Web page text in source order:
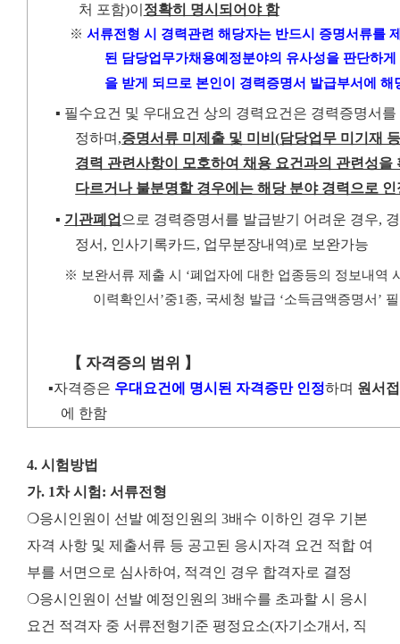
처 포함)이 정확히 명시되어야 함
※서류전형 시 경력관련 해당자는 반드시 증명서류를
된 담당업무가채용예정분야의 유사성을 판단하게
을 받게 되므로 본인이 경력증명서 발급부서에 해
▪ 필수요건 및 우대요건 상의 경력요건은 경력증명서
정하며 ,증명서류 미제출 및 미비(담당업무 미기재
경력 관련사항이 모호하여 채용 요건과의 관련성을
다르거나 불분명할 경우에는 해당 분야 경력으로
▪ 기관폐업 으로 경력증명서를 발급받기 어려운 경우,
정서 , 인사기록카드, 업무분장내역)로 보완가능
※ 보완서류 제출 시 ‘폐업자에 대한 업종등의 정보내역
이력확인서 ’중1 종, 국세청 발급 ‘소득금액증명서 ’
【 자격증의 범위 】
▪자격증은 우대요건에 명시된 자격증만 인정하며 원서
에 한함
4. 시험방법
가. 1차 시험: 서류전형
❍응시인원이 선발 예정인원의 3배수 이하인 경우 기본
자격 사항 및 제출서류 등 공고된 응시자격 요건 적합 여
부를 서면으로 심사하여, 적격인 경우 합격자로 결정
❍응시인원이 선발 예정인원의 3배수를 초과할 시 응시
요건 적격자 중 서류전형기준 평정요소(자기소개서, 직